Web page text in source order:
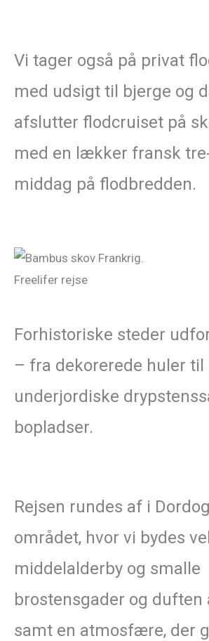
Vi tager også på privat
med udsigt til bjerge og
afslutter flodcruiset på
med en lækker fransk
middag på flodbredden.
Forhistoriske steder
– fra dekorerede huler til
underjordiske
bopladser.
Rejsen rundes af i
området, hvor vi bydes
middelalderby og smalle
brostensgader og duften
samt en atmosfære, der